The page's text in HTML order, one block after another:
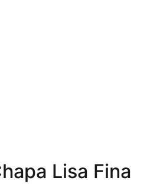
Lisa Fina